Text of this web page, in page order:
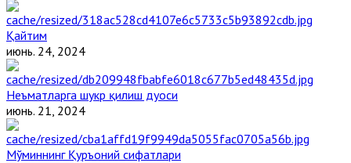
Қайтим
июнь. 24, 2024
Неъматларга шукр қилиш дуоси
июнь. 21, 2024
Мўминнинг Қуръоний сифатлари